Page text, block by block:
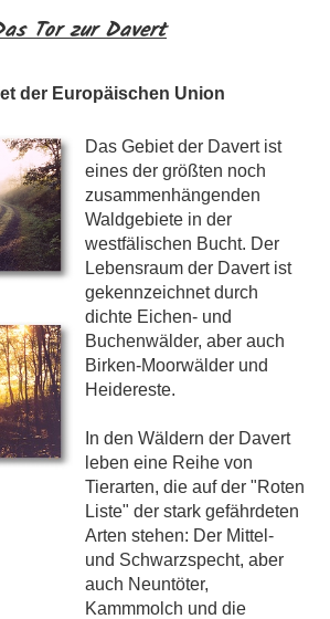
Tor zur Davert
der Europäischen Union
Das Gebiet der Davert ist
eines der größten noch
zusammenhängenden
Waldgebiete in der
westfälischen Bucht. Der
Lebensraum der Davert ist
gekennzeichnet durch
dichte Eichen- und
Buchenwälder, aber auch
Birken-Moorwälder und
Heidereste.
In den Wäldern der Davert
leben eine Reihe von
Tierarten, die auf der "Roten
Liste" der stark gefährdeten
Arten stehen: Der Mittel-
und Schwarzspecht, aber
auch Neuntöter,
Kammmolch und die